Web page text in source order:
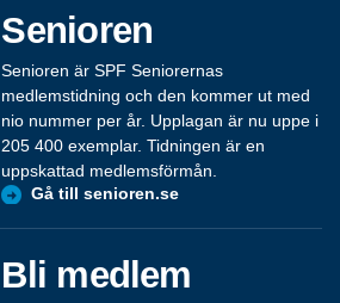
Senioren
Senioren är SPF Seniorernas
medlemstidning och den kommer ut med
nio nummer per år. Upplagan är nu uppe i
205 400 exemplar. Tidningen är en
uppskattad medlemsförmån.
Gå till senioren.se
Bli medlem